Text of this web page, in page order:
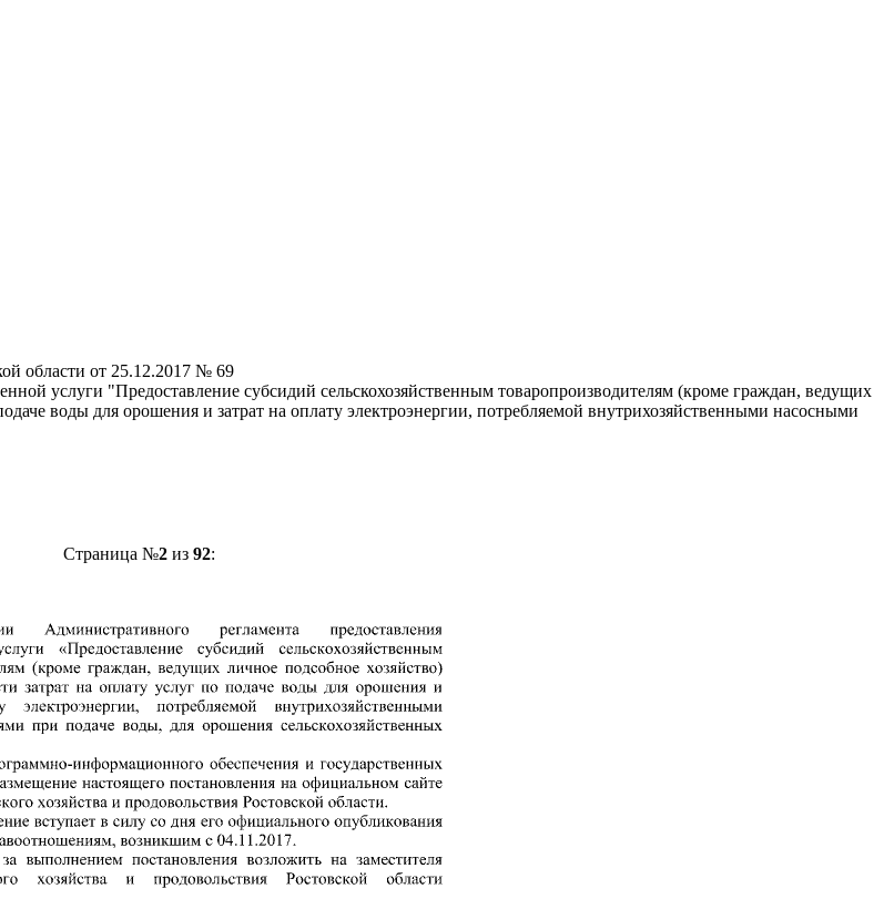
области от 25.12.2017 № 69
услуги "Предоставление субсидий сельскохозяйственным товаропроизводителям (кроме граждан, ведущих
воды для орошения и затрат на оплату электроэнергии, потребляемой внутрихозяйственными насосными
Страница №2из 92: